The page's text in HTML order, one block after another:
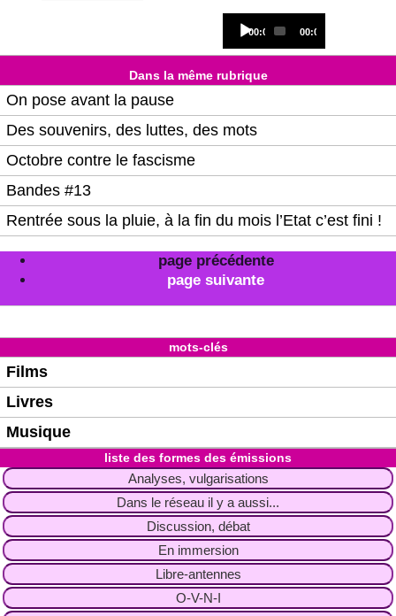
Player
Current
00:00
Total
00:00
Dans la même rubrique
On pose avant la pause
Des souvenirs, des luttes, des mots
Octobre contre le fascisme
Bandes #13
Rentrée sous la pluie, à la fin du mois l’Etat c’est fini !
page précédente
page suivante
mots-clés
Films
Livres
Musique
liste des formes des émissions
Analyses, vulgarisations
Dans le réseau il y a aussi...
Discussion, débat
En immersion
Libre-antennes
O-V-N-I